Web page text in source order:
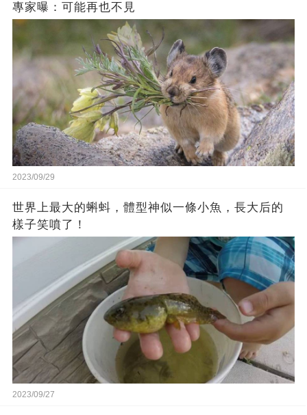
專家曝：可能再也不見
2023/09/29
世界上最大的蝌蚪，體型神似一條小魚，長大后的
樣子笑噴了！
2023/09/27